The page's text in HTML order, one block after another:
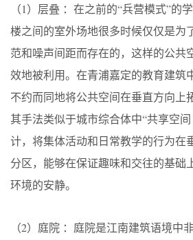
（1）层叠 ：在之前的“兵营模式”的
楼之间的室外场地很多时候仅仅是为
范和噪声间距而存在的，这样的公共
效地被利用。在青浦嘉定的教育建筑
不约而同地将公共空间在垂直方向上
其手法类似于城市综合体中“共享空
计，将集体活动和日常教学的行为在
分区，能够在保证趣味和交往的基础
环境的安静。
（2）庭院 ：庭院是江南建筑语境中